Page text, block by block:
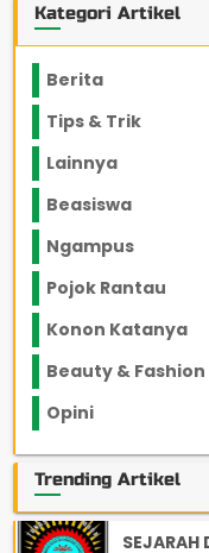
Kategori Artikel
Berita
Tips & Trik
Lainnya
Beasiswa
Ngampus
Pojok Rantau
Konon Katanya
Beauty & Fashion
Opini
Trending Artikel
SEJARAH